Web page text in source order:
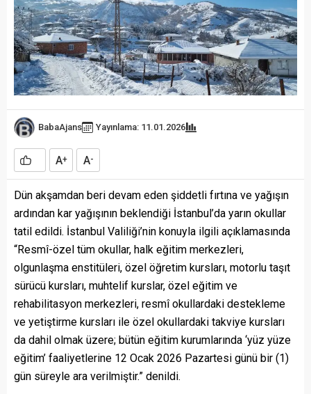
BabaAjans Yayınlama: 11.01.2026
A+ A-
Dün akşamdan beri devam eden şiddetli fırtına ve yağışın
ardından kar yağışının beklendiği İstanbul’da yarın okullar
tatil edildi. İstanbul Valiliği’nin konuyla ilgili açıklamasında
“Resmî-özel tüm okullar, halk eğitim merkezleri,
olgunlaşma enstitüleri, özel öğretim kursları, motorlu taşıt
sürücü kursları, muhtelif kurslar, özel eğitim ve
rehabilitasyon merkezleri, resmî okullardaki destekleme
ve yetiştirme kursları ile özel okullardaki takviye kursları
da dahil olmak üzere; bütün eğitim kurumlarında ‘yüz yüze
eğitim’ faaliyetlerine 12 Ocak 2026 Pazartesi günü bir (1)
gün süreyle ara verilmiştir.” denildi.